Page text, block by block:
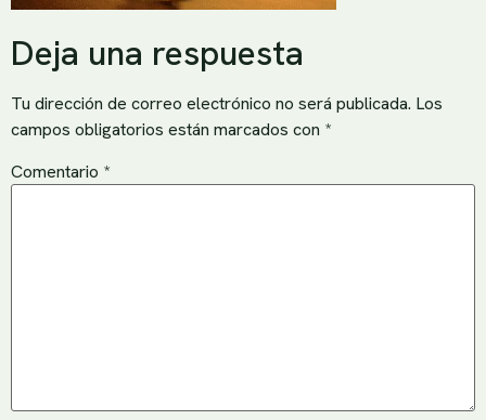
Deja una respuesta
Tu dirección de correo electrónico no será publicada. Los
campos obligatorios están marcados con *
Comentario *